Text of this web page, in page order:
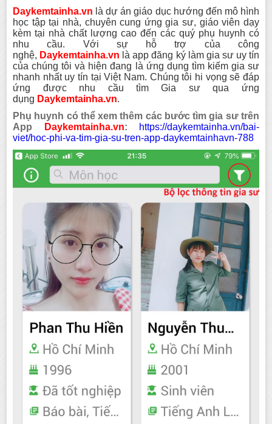
Daykemtainha.vn là dự án giáo dục hướng đến mô hình
học tập tại nhà, chuyên cung ứng gia sư, giáo viên dạy
kèm tại nhà chất lượng cao đến các quý phụ huynh có
nhu cầu. Với sự hỗ trợ của công
nghệ, Daykemtainha.vn là app đăng ký làm gia sư uy tín
của chúng tôi và hiện đang là ứng dụng tìm kiếm gia sư
nhanh nhất uy tín tại Việt Nam. Chúng tôi hi vọng sẽ đáp
ứng được nhu cầu tìm Gia sư qua ứng
dụng Daykemtainha.vn.
Phụ huynh có thể xem thêm các bước tìm gia sư trên
App
Daykemtainha.vn:
https://daykemtainha.vn/bai-
viet/hoc-phi-va-tim-gia-su-tren-app-daykemtainhavn-788